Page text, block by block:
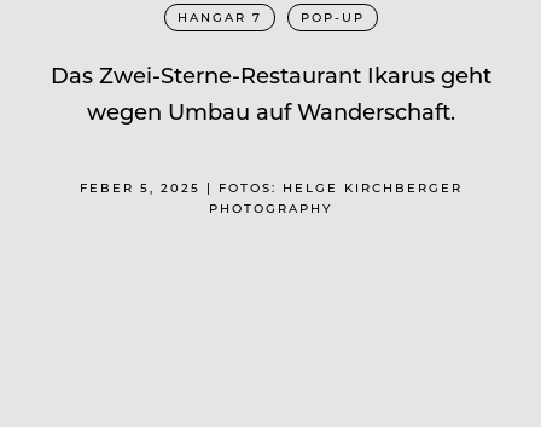
HANGAR 7 POP-UP
Das Zwei-Sterne-Restaurant Ikarus geht
wegen Umbau auf Wanderschaft.
FEBER 5, 2025 | FOTOS: HELGE KIRCHBERGER
PHOTOGRAPHY